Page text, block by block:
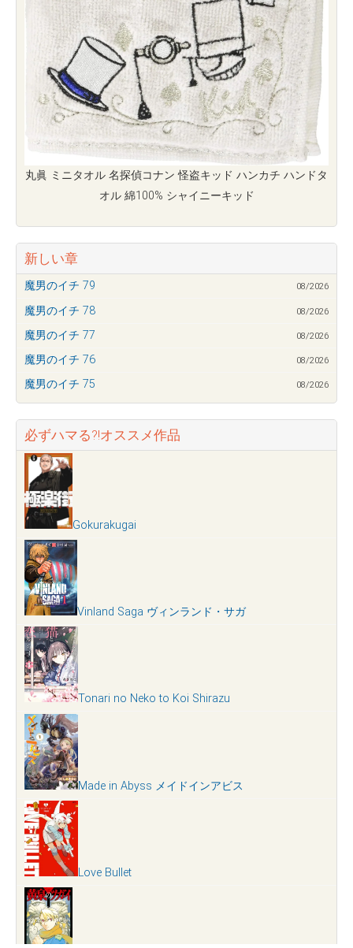
丸眞 ミニタオル 名探偵コナン 怪盗キッド ハンカチ ハンドタ
オル 綿100% シャイニーキッド
新しい章
魔男のイチ 79 08/2026
魔男のイチ 78 08/2026
魔男のイチ 77 08/2026
魔男のイチ 76 08/2026
魔男のイチ 75 08/2026
必ずハマる?!オススメ作品
Gokurakugai
Vinland Saga ヴィンランド・サガ
Tonari no Neko to Koi Shirazu
Made in Abyss メイドインアビス
Love Bullet